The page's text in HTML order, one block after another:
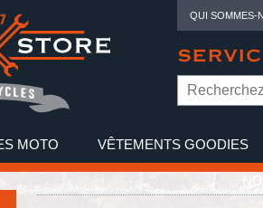
QUI SOMMES-
MOTO VÊTEMENTS GOODIES